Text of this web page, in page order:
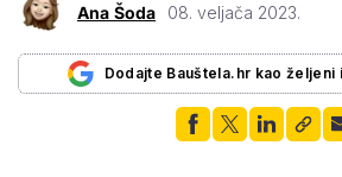
Ana Šoda 08. veljača 2023.
Dodajte Bauštela.hr kao željeni